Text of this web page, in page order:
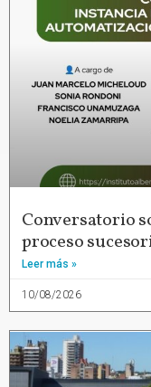
Conversatorio
proceso
Leer más »
10/08/2026